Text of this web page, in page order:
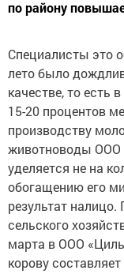
по району
Специалисты это
лето было
качестве, то есть
15-20 процентов
производству
животноводы ООО
уделяется не на
обогащению его
результат
сельского
марта в ООО
корову